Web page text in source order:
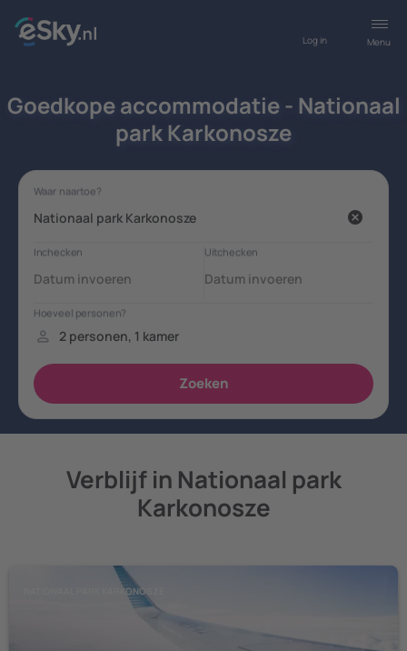
Menu
Log in
Goedkope accommodatie - Nationaal
park Karkonosze
Verblijf in Nationaal park
Karkonosze
NATIONAAL PARK KARKONOSZE